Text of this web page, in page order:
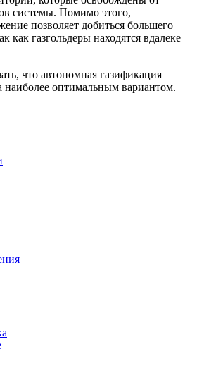
системы. Помимо этого,
позволяет добиться большего
как газгольдеры находятся вдалеке
что автономная газификация
наиболее оптимальным вариантом.